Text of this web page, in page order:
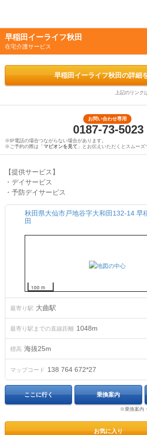
早稲田イーライフ秋田
在宅介護サービス
早稲田イーライフ秋田の詳細
上記のリンク
お問い合わせ専用
0187-73-5023
※IP電話の場合つながらない場合があります。
※ご予約の際は「マピオンを見て 」とお伝えいただくとスムーズ
【提供サービス】
・デイサービス
・予防デイサービス
秋田県大仙市戸地谷字大和田132-14 早
田
100 m
最寄り駅 大曲駅
最寄り駅までの直線距離 1048m
標高 海抜25m
マップコード 138 764 672*27
ここに行く 乗換案内
※乗換案内
お気に入り